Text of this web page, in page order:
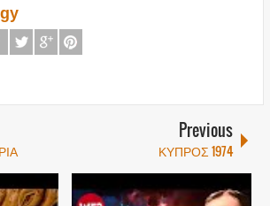
Previous
ΚΥΠΡΟΣ 1974